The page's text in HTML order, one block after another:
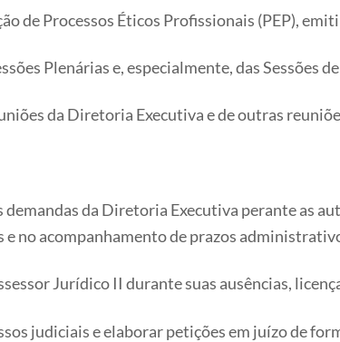
de Processos Éticos Profissionais (PEP),
Plenárias e, especialmente, das Sessões
da Diretoria Executiva e de outras
da Diretoria Executiva perante as
e no acompanhamento de prazos
Jurídico II durante suas ausências,
judiciais e elaborar petições em juízo de